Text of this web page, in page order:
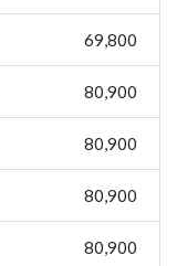
69,800
80,900
80,900
80,900
80,900